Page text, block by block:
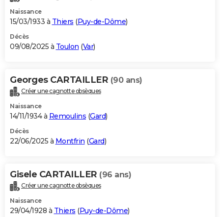
Naissance
15/03/1933 à Thiers (Puy-de-Dôme)
Décès
09/08/2025 à Toulon (Var)
Georges CARTAILLER (90 ans)
Créer une cagnotte obsèques
Naissance
14/11/1934 à Remoulins (Gard)
Décès
22/06/2025 à Montfrin (Gard)
Gisele CARTAILLER (96 ans)
Créer une cagnotte obsèques
Naissance
29/04/1928 à Thiers (Puy-de-Dôme)